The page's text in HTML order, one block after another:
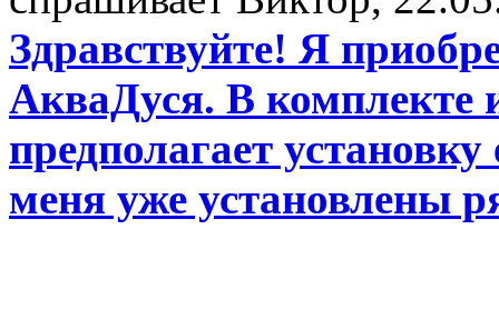
Здравствуйте! Я
АкваДуся. В комплекте
предполагает
меня уже установлены